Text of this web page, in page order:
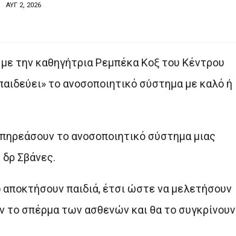
ΑΥΓ 2, 2026
την καθηγήτρια Ρεμπέκα Κοξ του Κέντρου
το ανοσοποιητικό σύστημα με καλό ή
το ανοσοποιητικό σύστημα μιας
δρ Σβάνες.
παιδιά, έτσι ώστε να μελετήσουν
το σπέρμα των ασθενών και θα το συγκρίνουν